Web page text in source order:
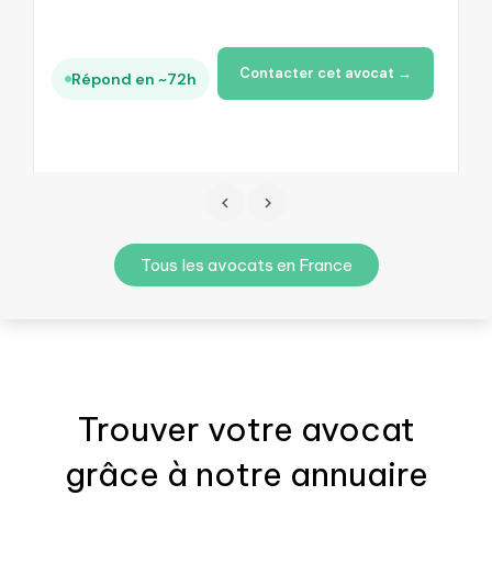
Répond en ~72h Contacter cet avocat →
Tous les avocats en France
Trouver votre avocat
grâce à notre annuaire